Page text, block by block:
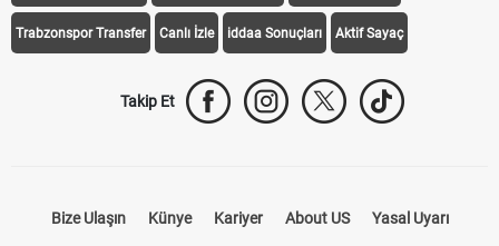
Galatasaray Transfer Fenerbahçe Transfer Beşiktaş Transfer
Trabzonspor Transfer Canlı İzle iddaa Sonuçları Aktif Sayaç